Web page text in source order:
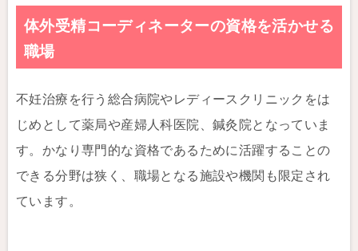
体外受精コーディネーターの資格を活かせる
職場
不妊治療を行う総合病院やレディースクリニックをは
じめとして薬局や産婦人科医院、鍼灸院となっていま
す。かなり専門的な資格であるために活躍することの
できる分野は狭く、職場となる施設や機関も限定され
ています。